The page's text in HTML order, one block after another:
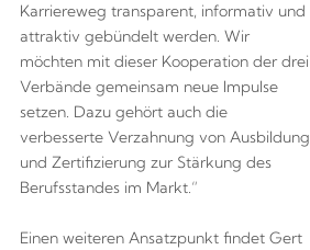
Karriereweg transparent, informativ und
attraktiv gebündelt werden. Wir
möchten mit dieser Kooperation der drei
Verbände gemeinsam neue Impulse
setzen. Dazu gehört auch die
verbesserte Verzahnung von Ausbildung
und Zertifizierung zur Stärkung des
Berufsstandes im Markt.“
Einen weiteren Ansatzpunkt findet Gert